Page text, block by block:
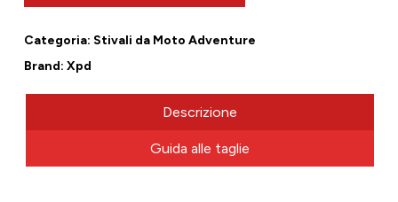
Categoria: Stivali da Moto Adventure
Brand: Xpd
Descrizione
Guida alle taglie